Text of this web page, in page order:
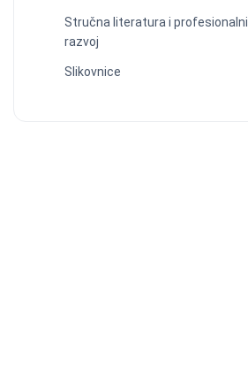
Stručna literatura i profesionalni
razvoj
Slikovnice